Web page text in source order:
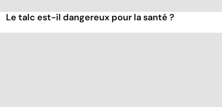
Le talc est-il dangereux pour la santé ?